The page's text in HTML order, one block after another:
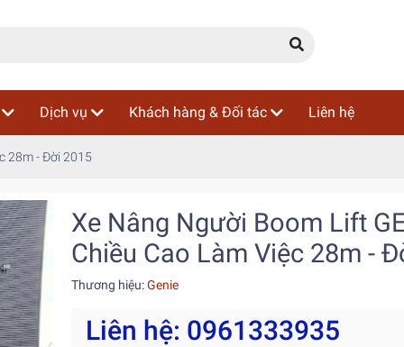
Dịch vụ Khách hàng & Đối tác Liên hệ
28m - Đời 2015
Xe Nâng Người Boom Lift
Chiều Cao Làm Việc 28m -
Thương hiệu:Genie
Liên hệ: 0961333935